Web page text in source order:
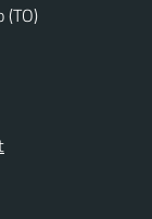
(TO)